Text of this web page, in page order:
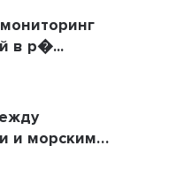
в р�...
и морскими